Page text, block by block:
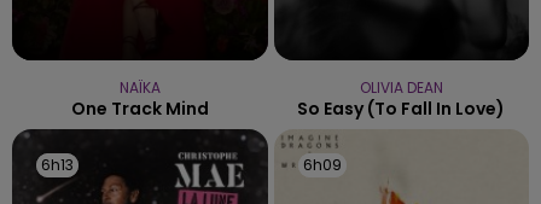
NAÏKA
One Track Mind
OLIVIA DEAN
So Easy (to Fall In Love)
6h13
6h13 6h09
6h09